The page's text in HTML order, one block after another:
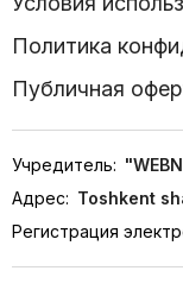
Политика
Публичная
Учредитель:
Адрес: Toshkent
Регистрация